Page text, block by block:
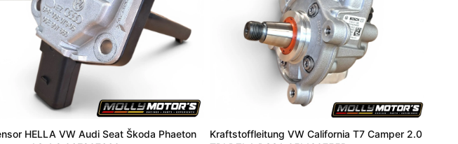
HELLA VW Audi Seat Škoda Phaeton
Kraftstoffleitung VW California T7 Camper 2.0